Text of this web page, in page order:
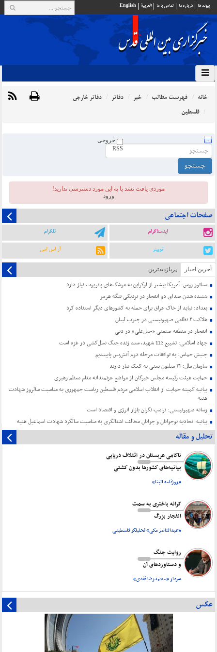
پيوند ها درباره ما تماس با ما العربية English
خانه فهرست مطالب خبر دفاتر دفاتر خارجی
فلسطین
خروجی
RSS
موردی يافت نشد یا به این مورد دسترسی ندارید!
ورود
صفحات اجتماعی
اینستاگرام تلگرام
توییتر آر اس اس
آخرین اخبار پربازدیدترین
سناتور روس: آمریکا بیشتر از اوکراین به موشک‌های پاتریوت نیاز دارد
شنیده شدن صدای دو انفجار در نزدیکی تنگه هرمز
بغداد: نباید از خاک عراق برای حمله به کشورهای دیگر استفاده کرد
هلاکت ۲ نظامی صهیونیستی در جنوب لبنان
انفجار در منطقه صنعتی «جبل‌علی» در دبی
جهاد اسلامی: تشییع 112 شهید، سند زنده جنگ نسل‌کشی در غزه است
جنبش حماس: به توافقات مرحله دوم آتش‌بس پایبندیم
سازمان ملل: ۲۲ میلیون یمنی به کمک نیاز دارند
حمایت هیئت رئیسه مجلس خبرگان از مواضع عزتمندانه مقام معظم رهبری
بیانیه کمیته حمایت از انقلاب اسلامی مردم فلسطین ریاست جمهوری به مناسبت سالروز شهادت
هنیه
رسانه صهیونیستی: ترامپ نگران بازار انرژی و اقتصاد است
بیانیه اتحادیه نوجوانان و جوانان مخالف اشغالگری به مناسبت سالگرد شهادت اسماعیل هنیه
تحلیل و مقاله
ناکامی عربستان در ائتلاف دریایی
بیانیه‌های کشورها بدون کشتی
«روزنامه البنا»
کرانه باختری به سمت
انفجار بزرگ
«عبدالناصر مکی» تحلیلگر فلسطینی
روایت جنگ
و دستاورد‌های آن
سردار «محمدرضا نقدی»
عکس